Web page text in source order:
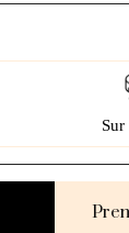
Sur